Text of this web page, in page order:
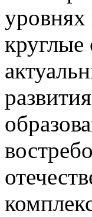
уровнях
круглые